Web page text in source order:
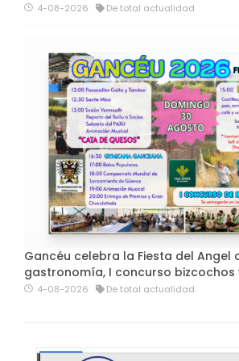
4-08-2026 De total actualidad
Gancéu celebra la Fiesta del Angel
gastronomía, I concurso bizcochos
4-08-2026 De total actualidad